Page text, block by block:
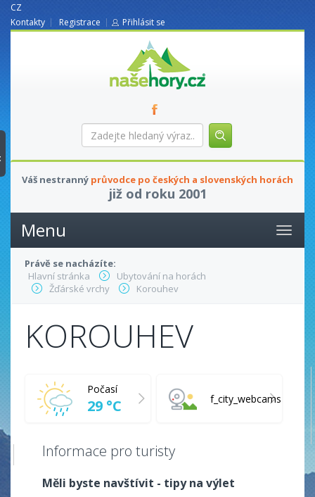
CZ
Kontakty
Registrace Přihlásit se
nasehory.cz
Zadejte
hledaný
Váš nestranný průvodce po českých a slovenských horách
již od roku 2001
Menu
Právě se nacházíte:
Hlavní stránka
Ubytování na horách
Žďárské vrchy
Korouhev
KOROUHEV
Počasí
29 °C f_city_webcams
Informace pro turisty
Měli byste navštívit - tipy na výlet